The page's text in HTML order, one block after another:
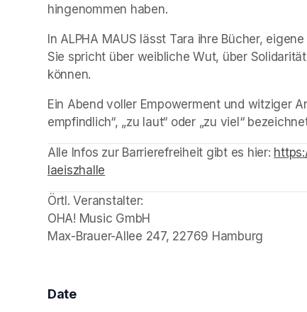
hingenommen haben.
In ALPHA MAUS lässt Tara ihre Bücher,
Sie spricht über weibliche Wut, über
können.
Ein Abend voller Empowerment und witziger
empfindlich“, „zu laut“ oder „zu viel“
(opens in a new tab)
Alle Infos zur Barrierefreiheit gibt es hier:
laeiszhalle
Örtl. Veranstalter:
OHA! Music GmbH
Max-Brauer-Allee 247, 22769 Hamburg
Date